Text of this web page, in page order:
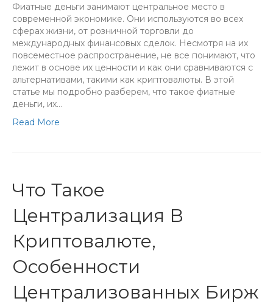
Фиатные деньги занимают центральное место в
современной экономике. Они используются во всех
сферах жизни, от розничной торговли до
международных финансовых сделок. Несмотря на их
повсеместное распространение, не все понимают, что
лежит в основе их ценности и как они сравниваются с
альтернативами, такими как криптовалюты. В этой
статье мы подробно разберем, что такое фиатные
деньги, их…
Read More
Что Такое
Централизация В
Криптовалюте,
Особенности
Централизованных Бирж